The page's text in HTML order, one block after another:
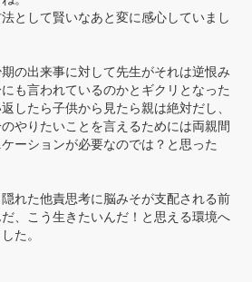
として賢いなあと変に感心していまし
の出来事に対して先生がそれは逆恨み
も言われているのかとギクリとなった
したら子供から見たら親は絶対だし、
やりたいことを言えるためには両親間
ーションが必要なのでは？と思った
れた他責思考に脳みそが支配される前
、こう生きたいんだ！と思える環境へ
た。